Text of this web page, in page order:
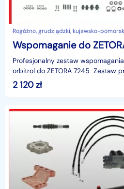
Rogóźno, grudziądzki, kujawsko-
Profesjonalny zestaw
orbitrol do ZETORA 7245 Zestaw
posiadających na
2 120zł